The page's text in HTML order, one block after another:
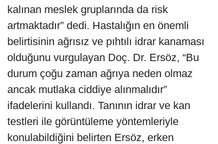
kalınan meslek gruplarında da risk
artmaktadır” dedi. Hastalığın en önemli
belirtisinin ağrısız ve pıhtılı idrar kanaması
olduğunu vurgulayan Doç. Dr. Ersöz, “Bu
durum çoğu zaman ağrıya neden olmaz
ancak mutlaka ciddiye alınmalıdır”
ifadelerini kullandı. Tanının idrar ve kan
testleri ile görüntüleme yöntemleriyle
konulabildiğini belirten Ersöz, erken